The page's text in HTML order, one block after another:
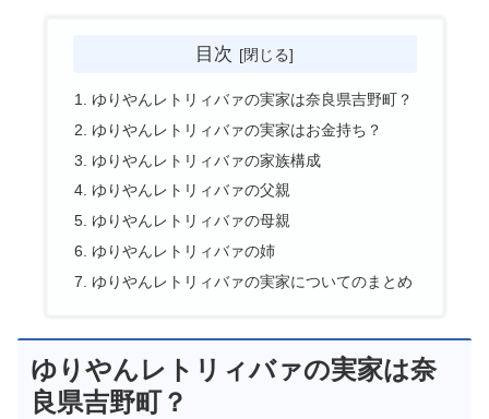
目次
ゆりやんレトリィバァの実家は奈良県吉野町？
ゆりやんレトリィバァの実家はお金持ち？
ゆりやんレトリィバァの家族構成
ゆりやんレトリィバァの父親
ゆりやんレトリィバァの母親
ゆりやんレトリィバァの姉
ゆりやんレトリィバァの実家についてのまとめ
ゆりやんレトリィバァの実家は奈
良県吉野町？